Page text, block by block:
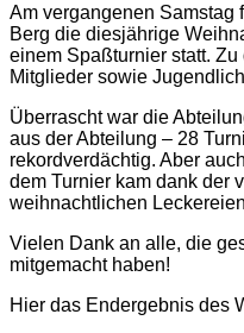
Am vergangenen Samstag
Berg die diesjährige
einem Spaßturnier statt.
Mitglieder sowie
Überrascht war die
aus der Abteilung – 28
rekordverdächtig. Aber
dem Turnier kam dank der
weihnachtlichen
Vielen Dank an alle, die
mitgemacht haben!
Hier das Endergebnis des